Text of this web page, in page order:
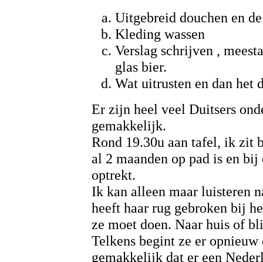
Uitgebreid douchen en
Kleding wassen
Verslag schrijven ,
glas bier.
Wat uitrusten en dan het
Er zijn heel veel Duitsers
gemakkelijk.
Rond 19.30u aan tafel, ik zit
al 2 maanden op pad is en
optrekt.
Ik kan alleen maar luisteren
heeft haar rug gebroken bij
ze moet doen. Naar huis of
Telkens begint ze er
gemakkelijk dat er een